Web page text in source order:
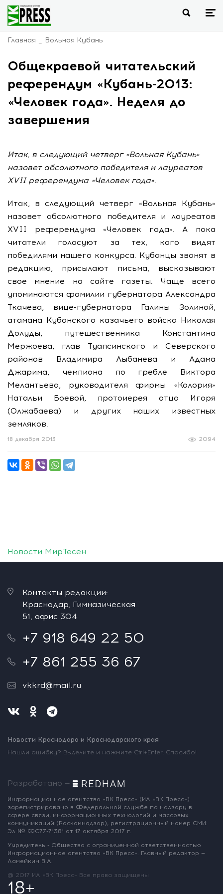
Главная Вольная Кубань
Общекраевой читательский
референдум «Кубань-2013:
«Человек года». Неделя до
завершения
Итак, в следующий четверг «Вольная Кубань»
назовет абсолютного победителя и лауреатов
XVII референдума «Человек года».
Итак, в следующий четверг «Вольная Кубань»
назовет абсолютного победителя и лауреатов
XVII референдума «Человек года». А пока
читатели голосуют за тех, кого видят
победилями нашего конкурса. Кубанцы звонят в
редакцию, присылают письма, высказывают
свое мнение на сайте газеты. Чаще всего
упоминаются фамилии губернатора Александра
Ткачева, вице-губернатора Галины Золиной,
атамана Кубанского казачьего войска Николая
Долуды, путешественника Константина
Мержоева, глав Туапсинского и Северского
районов Владимира Лыбанева и Адама
Джарима, чемпиона по гребле Виктора
Мелантьева, руководителя фирмы «Калория»
Натальи Боевой, протоиерея отца Игоря
(Олжабаева) и других наших известных
земляков.
2094
18 декабря 2013
Новости МирТесен
Контакты редакции:
Краснодар, Гимназическая
51, офис 304
+7 918 649 22 50
+7 861 255 36 67
vkkrd@mail.ru
Новости Краснодара и Краснодарского края
Нашли ошибку? Выделите и нажмите Ctrl+Enter. Спасибо!
Разработано —
Информационное агентство «ВК Пресс» (ИА «ВК Пресс»)
зарегистрировано в Федеральной службе по надзору в
сфере связи, информационных технологий и массовых
коммуникаций (Роскомнадзор), регистрационный номер СМИ:
Эл № ФС77-71381 от 17 октября 2017 г.
Учредитель - Общество с ограниченной ответственностью
Информационное агентство «ВК Пресс». Главный редактор —
Ламейкин В.А.
@ 2017 ИА «ВК Пресс» Все права защищены
18+